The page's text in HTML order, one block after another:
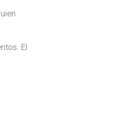
El